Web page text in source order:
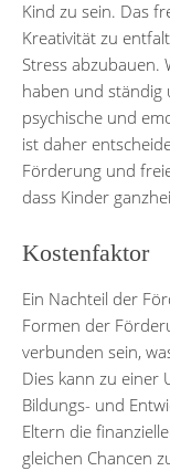
Kind zu sein. Das
Kreativität zu
Stress abzubauen.
haben und ständig
psychische und
ist daher
Förderung und
dass Kinder
Kostenfaktor
Ein Nachteil der
Formen der
verbunden sein,
Dies kann zu einer
Bildungs- und
Eltern die
gleichen Chancen